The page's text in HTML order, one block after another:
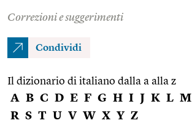
Correzioni e suggerimenti
Condividi
Il dizionario di italiano dalla a alla z
A B C D E F G H I J K L M
R S T U V W X Y Z